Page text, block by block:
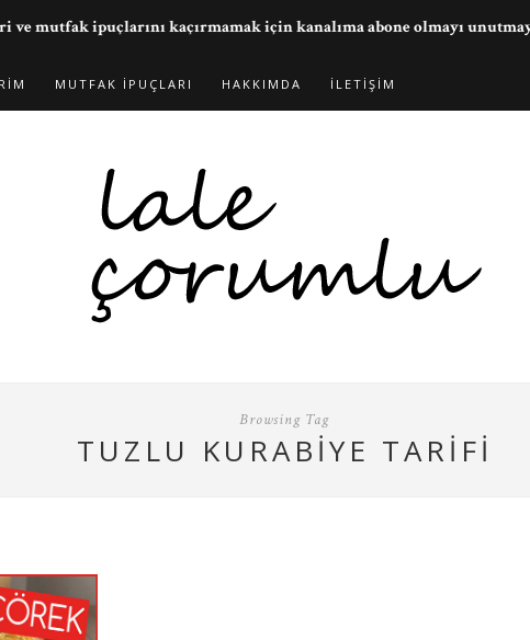
MUTFAK İPUÇLARI HAKKIMDA İLETIŞIM
Browsing Tag
TUZLU KURABIYE TARIFI
ve mutfak ipuçlarını kaçırmamak için kanalıma abone olmayı